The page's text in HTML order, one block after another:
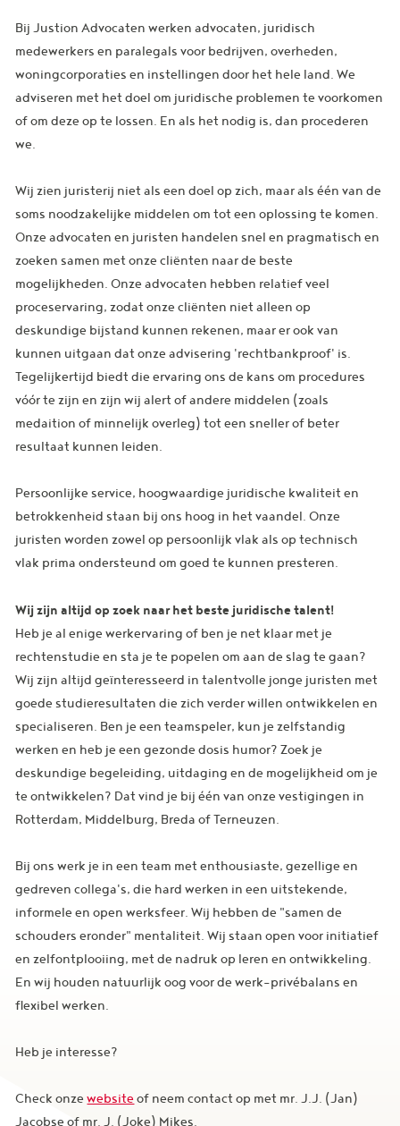
Bij Justion Advocaten werken advocaten, juridisch
medewerkers en paralegals voor bedrijven, overheden,
woningcorporaties en instellingen door het hele land. We
adviseren met het doel om juridische problemen te voorkomen
of om deze op te lossen. En als het nodig is, dan procederen
we.
Wij zien juristerij niet als een doel op zich, maar als één van de
soms noodzakelijke middelen om tot een oplossing te komen.
Onze advocaten en juristen handelen snel en pragmatisch en
zoeken samen met onze cliënten naar de beste
mogelijkheden. Onze advocaten hebben relatief veel
proceservaring, zodat onze cliënten niet alleen op
deskundige bijstand kunnen rekenen, maar er ook van
kunnen uitgaan dat onze advisering 'rechtbankproof' is.
Tegelijkertijd biedt die ervaring ons de kans om procedures
vóór te zijn en zijn wij alert of andere middelen (zoals
medaition of minnelijk overleg) tot een sneller of beter
resultaat kunnen leiden.
Persoonlijke service, hoogwaardige juridische kwaliteit en
betrokkenheid staan bij ons hoog in het vaandel. Onze
juristen worden zowel op persoonlijk vlak als op technisch
vlak prima ondersteund om goed te kunnen presteren.
Wij zijn altijd op zoek naar het beste juridische talent!
Heb je al enige werkervaring of ben je net klaar met je
rechtenstudie en sta je te popelen om aan de slag te gaan?
Wij zijn altijd geïnteresseerd in talentvolle jonge juristen met
goede studieresultaten die zich verder willen ontwikkelen en
specialiseren. Ben je een teamspeler, kun je zelfstandig
werken en heb je een gezonde dosis humor? Zoek je
deskundige begeleiding, uitdaging en de mogelijkheid om je
te ontwikkelen? Dat vind je bij één van onze vestigingen in
Rotterdam, Middelburg, Breda of Terneuzen.
Bij ons werk je in een team met enthousiaste, gezellige en
gedreven collega's, die hard werken in een uitstekende,
informele en open werksfeer. Wij hebben de "samen de
schouders eronder" mentaliteit. Wij staan open voor initiatief
en zelfontplooiing, met de nadruk op leren en ontwikkeling.
En wij houden natuurlijk oog voor de werk-privébalans en
flexibel werken.
Heb je interesse?
Check onzewebsiteof neem contact op met mr. J.J. (Jan)
Jacobse of mr. J. (Joke) Mikes.